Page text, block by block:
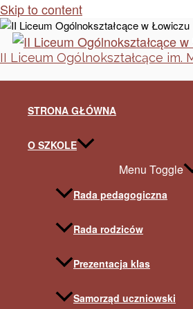
Skip to content
II Liceum Ogólnokształcące im.
STRONA GŁÓWNA
O SZKOLE
Menu Toggle
Rada pedagogiczna
Rada rodziców
Prezentacja klas
Samorząd uczniowski